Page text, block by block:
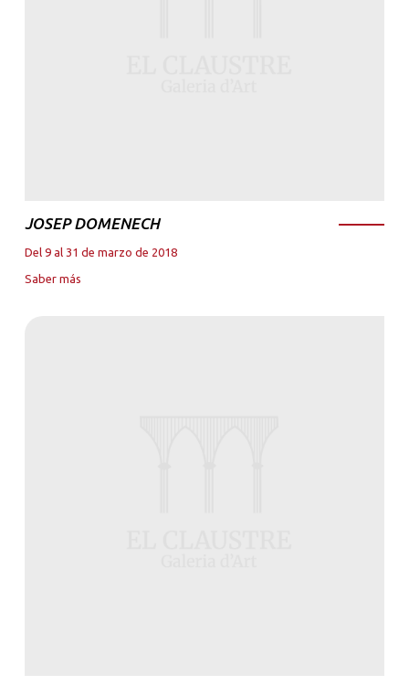
JOSEP DOMENECH
Del 9 al 31 de marzo de 2018
Saber más